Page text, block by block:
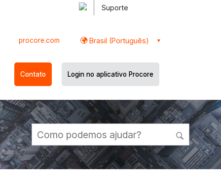
Suporte
procore.com Brasil (Português)
Contato Login no aplicativo Procore